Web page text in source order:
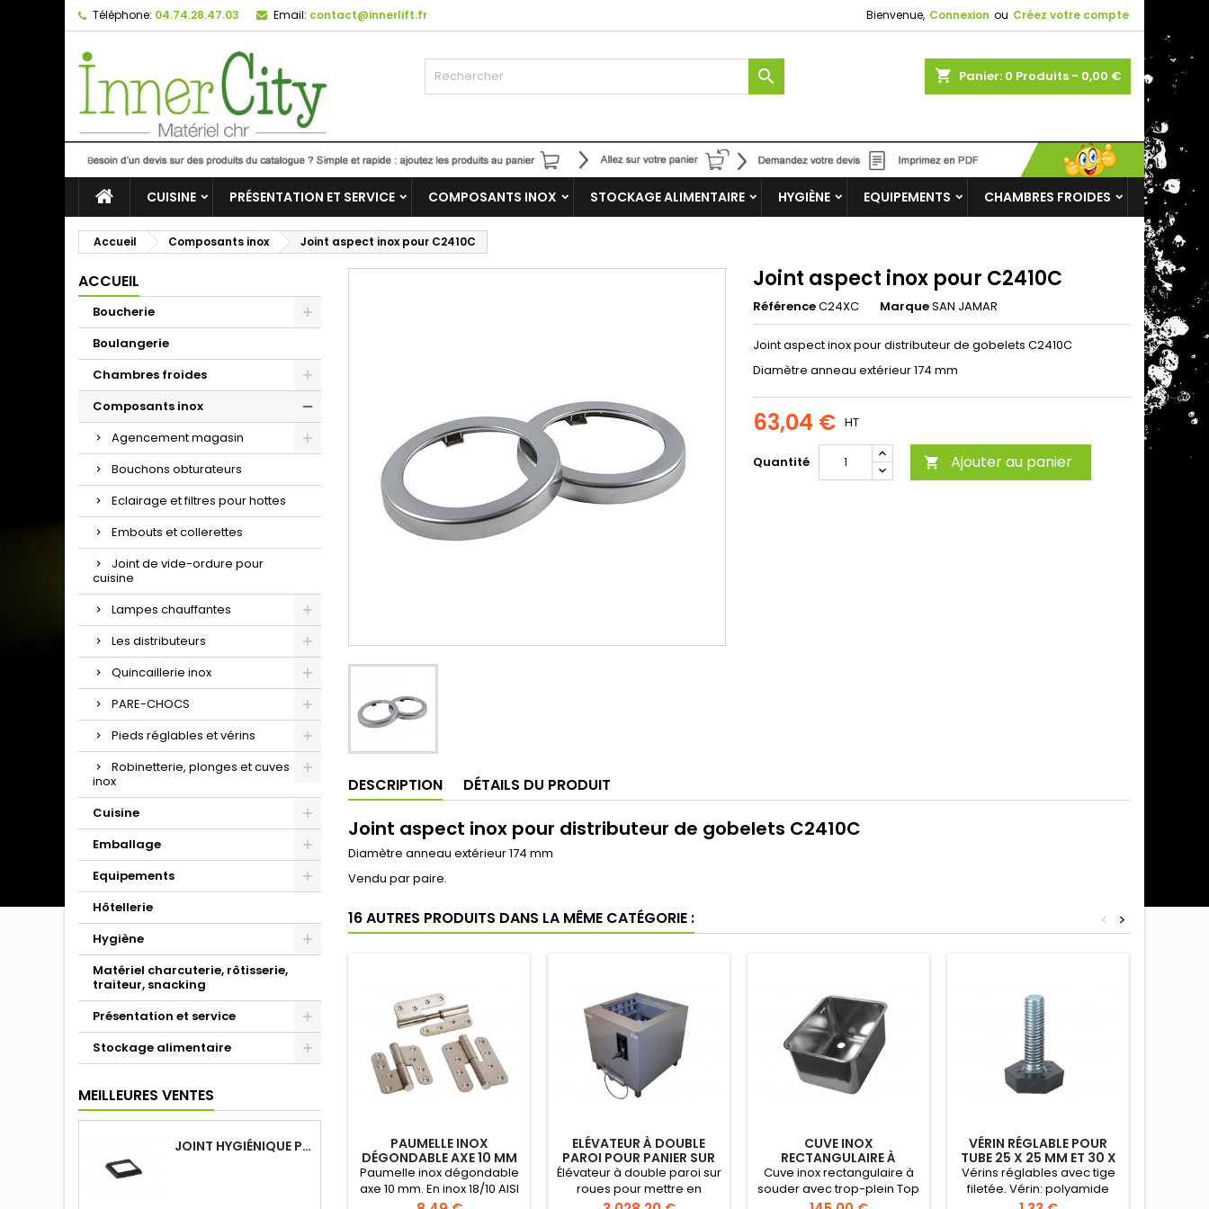
Téléphone: 04.74.28.47.03 Email: contact@innerlift.fr Bienvenue, Connexion ou Créez votre compte
shopping_cart Panier: 0 Produits - 0,00 €

CUISINE PRÉSENTATION ET SERVICE COMPOSANTS INOX STOCKAGE ALIMENTAIRE HYGIÈNE EQUIPEMENTS CHAMBRES FROIDES
Accueil Composants inox Joint aspect inox pour C2410C
ACCUEIL
Boucherie
Boulangerie
Chambres froides
Composants inox
Agencement magasin
Bouchons obturateurs
Eclairage et filtres pour hottes
Embouts et collerettes
Joint de vide-ordure pour
cuisine
Lampes chauffantes
Les distributeurs
Quincaillerie inox
PARE-CHOCS
Pieds réglables et vérins
Robinetterie, plonges et cuves
inox
Cuisine
Emballage
Equipements
Hôtellerie
Hygiène
Matériel charcuterie, rôtisserie,
traiteur, snacking
Présentation et service
Stockage alimentaire
MEILLEURES VENTES
JOINT HYGIÉNIQUE POUR ANNEAU TUBE 40 X 40 MM NOIR
Joint aspect inox pour C2410C
RéférenceC24XC MarqueSAN JAMAR
Joint aspect inox pour distributeur de gobelets C2410C
Diamètre anneau extérieur 174 mm
63,04 € HT
Quantité  Ajouter au panier
DESCRIPTION DÉTAILS DU PRODUIT
Joint aspect inox pour distributeur de gobelets C2410C
Diamètre anneau extérieur 174 mm
Vendu par paire.
16 AUTRES PRODUITS DANS LA MÊME CATÉGORIE : >
<
PAUMELLE INOX
DÉGONDABLE AXE 10 MM
Paumelle inox dégondable
axe 10 mm. En inox 18/10 AISI
304 Avec trous de fixation
ELÉVATEUR À DOUBLE
PAROI POUR PANIER SUR
ROUE CHAUFFÉ À
ENCASTRER
Élévateur à double paroi sur
roues pour mettre en
dessous du comptoir.
CUVE INOX
RECTANGULAIRE À
SOUDER AVEC TROP-
PLEIN
Cuve inox rectangulaire à
souder avec trop-plein Top
Line cuve rectangulaire à
VÉRIN RÉGLABLE POUR
TUBE 25 X 25 MM ET 30 X
30 MM
Vérins réglables avec tige
filetée. Vérin: polyamide
noir, tige filetée acier zingué